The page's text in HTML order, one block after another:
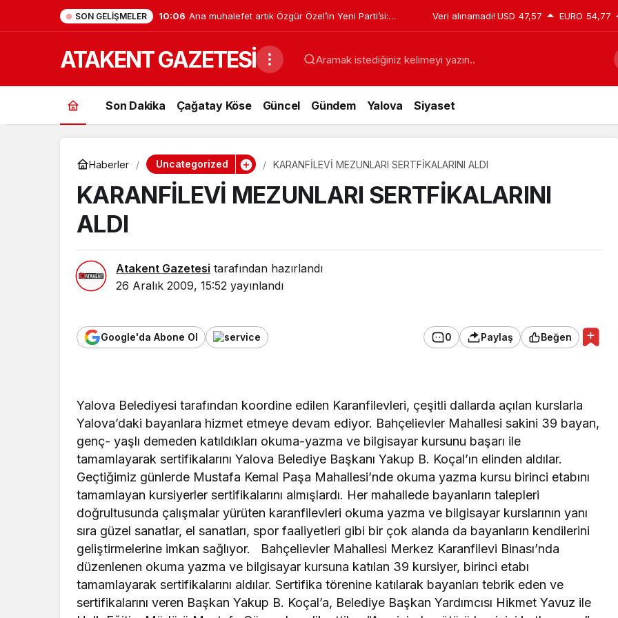
SON GELIŞMELER 10:06 Ana muhalefet artık Özgür Özel’in Yeni Parti’si:
CHP beşinci partiye düştü, Meclis’teki dağılım sil
baştan değişti
Veri alınamadı! USD 47,57 EURO 54,77
ATAKENT GAZETESİ Aramak istediğiniz kelimeyi yazın..
Son Dakika Çağatay Köse Güncel Gündem Yalova Siyaset
Haberler Uncategorized KARANFİLEVİ MEZUNLARI SERTFİKALARINI ALDI
KARANFİLEVİ MEZUNLARI SERTFİKALARINI
ALDI
Atakent Gazetesi tarafından hazırlandı
26 Aralık 2009, 15:52 yayınlandı
Google'da Abone Ol 0 Paylaş Beğen
Yalova Belediyesi tarafından koordine edilen Karanfilevleri, çeşitli dallarda açılan kurslarla
Yalova’daki bayanlara hizmet etmeye devam ediyor. Bahçelievler Mahallesi sakini 39 bayan,
genç- yaşlı demeden katıldıkları okuma-yazma ve bilgisayar kursunu başarı ile
tamamlayarak sertifikalarını Yalova Belediye Başkanı Yakup B. Koçal’ın elinden aldılar.
Geçtiğimiz günlerde Mustafa Kemal Paşa Mahallesi’nde okuma yazma kursu birinci etabını
tamamlayan kursiyerler sertifikalarını almışlardı. Her mahallede bayanların talepleri
doğrultusunda çalışmalar yürüten karanfilevleri okuma yazma ve bilgisayar kurslarının yanı
sıra güzel sanatlar, el sanatları, spor faaliyetleri gibi bir çok alanda da bayanların kendilerini
geliştirmelerine imkan sağlıyor. Bahçelievler Mahallesi Merkez Karanfilevi Binası’nda
düzenlenen okuma yazma ve bilgisayar kursuna katılan 39 kursiyer, birinci etabı
tamamlayarak sertifikalarını aldılar. Sertifika törenine katılarak bayanları tebrik eden ve
sertifikalarını veren Başkan Yakup B. Koçal’a, Belediye Başkan Yardımcısı Hikmet Yavuz ile